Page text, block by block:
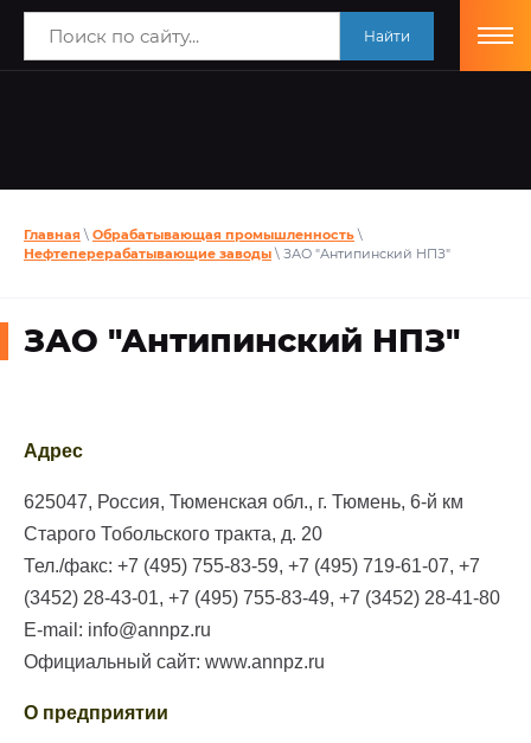
Найти
Главная \ Обрабатывающая промышленность \
Нефтеперерабатывающие заводы \ ЗАО "Антипинский НПЗ"
ЗАО "Антипинский НПЗ"
Адрес
625047, Россия, Тюменская обл., г. Тюмень, 6-й км
Старого Тобольского тракта, д. 20
Тел./факс: +7 (495) 755-83-59, +7 (495) 719-61-07, +7
(3452) 28-43-01, +7 (495) 755-83-49, +7 (3452) 28-41-80
E-mail: info@annpz.ru
Официальный сайт: www.annpz.ru
О предприятии